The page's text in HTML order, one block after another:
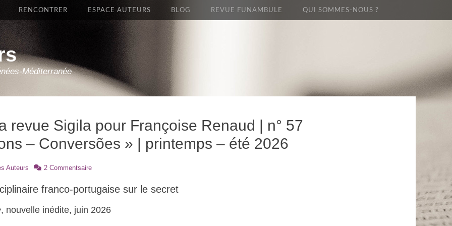
Méditerranée
RENCONTRER ESPACE AUTEURS BLOG REVUE FUNAMBULE QUI SOMMES-NOUS ?
revue Sigila pour Françoise Renaud | n° 57
– Conversões » | printemps – été 2026
Auteurs 2 Commentsaire
franco-portugaise sur le secret
, nouvelle inédite, juin 2026